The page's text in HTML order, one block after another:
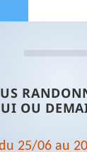
OU
25/06 au